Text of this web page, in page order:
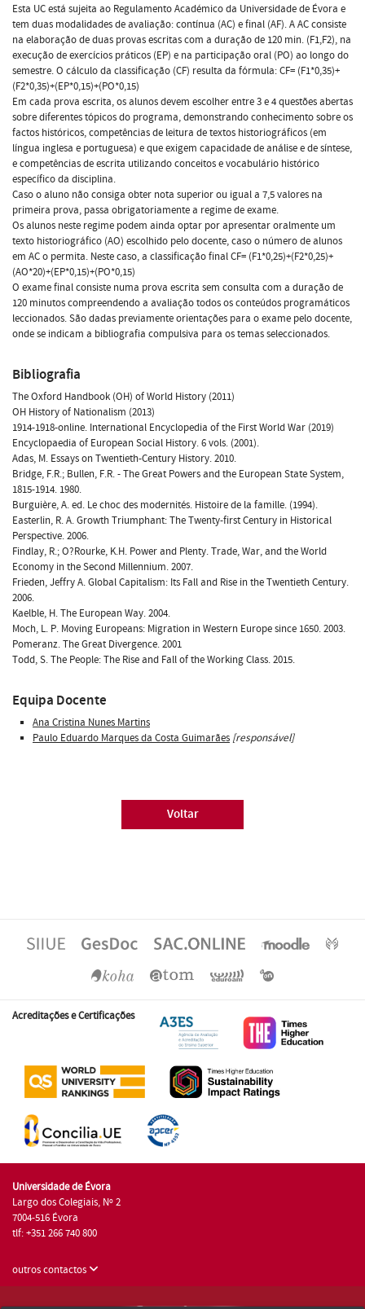
Esta UC está sujeita ao Regulamento Académico da Universidade de Évora e
tem duas modalidades de avaliação: contínua (AC) e final (AF). A AC consiste
na elaboração de duas provas escritas com a duração de 120 min. (F1,F2), na
execução de exercícios práticos (EP) e na participação oral (PO) ao longo do
semestre. O cálculo da classificação (CF) resulta da fórmula: CF= (F1*0,35)+
(F2*0,35)+(EP*0,15)+(PO*0,15)
Em cada prova escrita, os alunos devem escolher entre 3 e 4 questões abertas
sobre diferentes tópicos do programa, demonstrando conhecimento sobre os
factos históricos, competências de leitura de textos historiográficos (em
língua inglesa e portuguesa) e que exigem capacidade de análise e de síntese,
e competências de escrita utilizando conceitos e vocabulário histórico
específico da disciplina.
Caso o aluno não consiga obter nota superior ou igual a 7,5 valores na
primeira prova, passa obrigatoriamente a regime de exame.
Os alunos neste regime podem ainda optar por apresentar oralmente um
texto historiográfico (AO) escolhido pelo docente, caso o número de alunos
em AC o permita. Neste caso, a classificação final CF= (F1*0,25)+(F2*0,25)+
(AO*20)+(EP*0,15)+(PO*0,15)
O exame final consiste numa prova escrita sem consulta com a duração de
120 minutos compreendendo a avaliação todos os conteúdos programáticos
leccionados. São dadas previamente orientações para o exame pelo docente,
onde se indicam a bibliografia compulsiva para os temas seleccionados.
Bibliografia
The Oxford Handbook (OH) of World History (2011)
OH History of Nationalism (2013)
1914-1918-online. International Encyclopedia of the First World War (2019)
Encyclopaedia of European Social History. 6 vols. (2001).
Adas, M. Essays on Twentieth-Century History. 2010.
Bridge, F.R.; Bullen, F.R. - The Great Powers and the European State System,
1815-1914. 1980.
Burguière, A. ed. Le choc des modernités. Histoire de la famille. (1994).
Easterlin, R. A. Growth Triumphant: The Twenty-first Century in Historical
Perspective. 2006.
Findlay, R.; O?Rourke, K.H. Power and Plenty. Trade, War, and the World
Economy in the Second Millennium. 2007.
Frieden, Jeffry A. Global Capitalism: Its Fall and Rise in the Twentieth Century.
2006.
Kaelble, H. The European Way. 2004.
Moch, L. P. Moving Europeans: Migration in Western Europe since 1650. 2003.
Pomeranz. The Great Divergence. 2001
Todd, S. The People: The Rise and Fall of the Working Class. 2015.
Equipa Docente
Ana Cristina Nunes Martins
Paulo Eduardo Marques da Costa Guimarães [responsável]
Voltar
Acreditações e Certificações
Universidade de Évora
Largo dos Colegiais, Nº 2
7004-516 Évora
tlf: +351 266 740 800
outros contactos